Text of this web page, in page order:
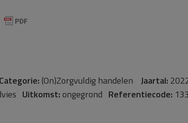
Categorie:(On)Zorgvuldig handelen Jaartal:
Uitkomst:ongegrond Referentiecode: